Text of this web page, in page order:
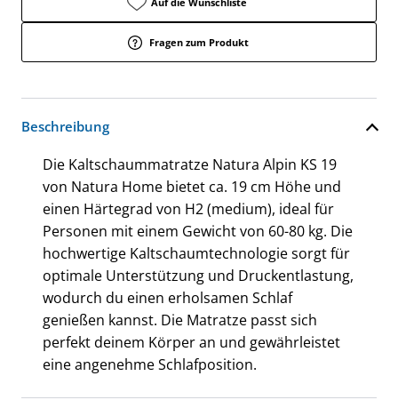
Fragen zum Produkt
Beschreibung
Die Kaltschaummatratze Natura Alpin KS 19
von Natura Home bietet ca. 19 cm Höhe und
einen Härtegrad von H2 (medium), ideal für
Personen mit einem Gewicht von 60-80 kg. Die
hochwertige Kaltschaumtechnologie sorgt für
optimale Unterstützung und Druckentlastung,
wodurch du einen erholsamen Schlaf
genießen kannst. Die Matratze passt sich
perfekt deinem Körper an und gewährleistet
eine angenehme Schlafposition.